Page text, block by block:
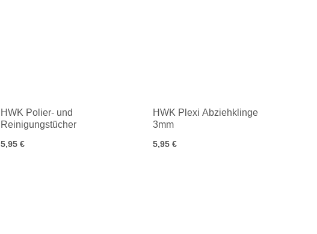
HWK Polier- und
Reinigungstücher
5,95 €
HWK Plexi Abziehklinge
3mm
5,95 €